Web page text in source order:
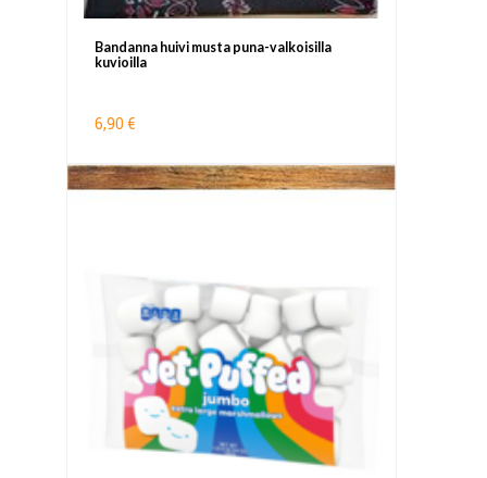
Bandanna huivi musta puna-valkoisilla
kuvioilla
6,90 €